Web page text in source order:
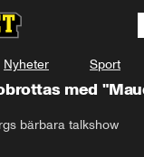
Nyheter Sport
med
bärbara talkshow